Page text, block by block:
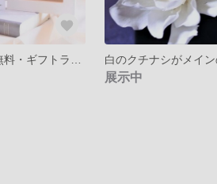
展示中